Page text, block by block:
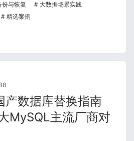
份与恢复
大数据场景实践
精选案例
产数据库替换指南
MySQL主流厂商对